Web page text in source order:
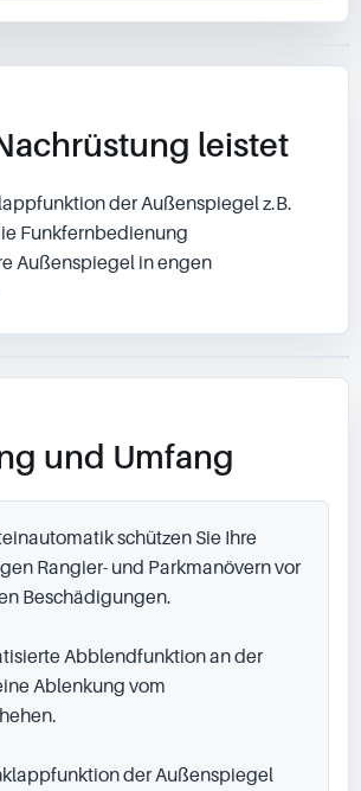
leistet
der Außenspiegel z.B.
Funkfernbedienung
Außenspiegel in engen
und Umfang
schützen Sie Ihre
Rangier- und Parkmanövern vor
Beschädigungen.
Abblendfunktion an der
Ablenkung vom
der Außenspiegel